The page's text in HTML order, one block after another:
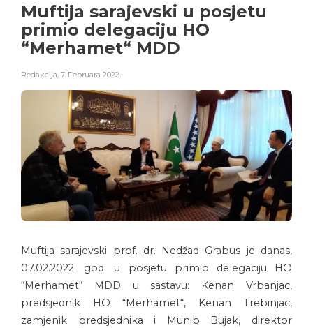
Muftija sarajevski u posjetu
primio delegaciju HO
“Merhamet“ MDD
Redakcija 7. Februara 2022.
Muftija sarajevski prof. dr. Nedžad Grabus je danas,
07.02.2022. god. u posjetu primio delegaciju HO
“Merhamet“ MDD u sastavu: Kenan Vrbanjac,
predsjednik HO “Merhamet“, Kenan Trebinjac,
zamjenik predsjednika i Munib Bujak, direktor